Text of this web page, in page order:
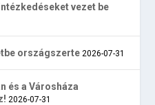
vezet be
országszerte 2026-07-31
és a Városháza
2026-07-31